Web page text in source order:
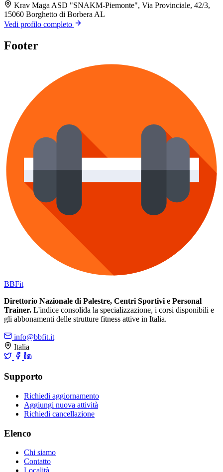
Krav Maga ASD "SNAKM-Piemonte", Via Provinciale, 42/3,
15060 Borghetto di Borbera AL
Vedi profilo completo
Footer
BBFit
Direttorio Nazionale di Palestre, Centri Sportivi e Personal
Trainer. L'indice consolida la specializzazione, i corsi disponibili e
gli abbonamenti delle strutture fitness attive in Italia.
info@bbfit.it
Italia
Supporto
Richiedi aggiornamento
Aggiungi nuova attività
Richiedi cancellazione
Elenco
Chi siamo
Contatto